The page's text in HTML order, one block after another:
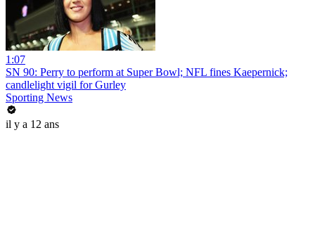
1:07
SN 90: Perry to perform at Super Bowl; NFL fines Kaepernick;
candlelight vigil for Gurley
Sporting News
il y a 12 ans